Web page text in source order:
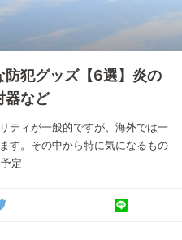
防犯グッズ【6選】炎の
器など
ティが一般的ですが、海外では一
す。その中から特に気になるもの
定